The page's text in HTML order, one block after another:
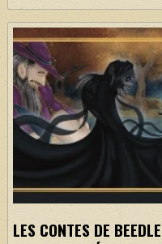
LES CONTES DE